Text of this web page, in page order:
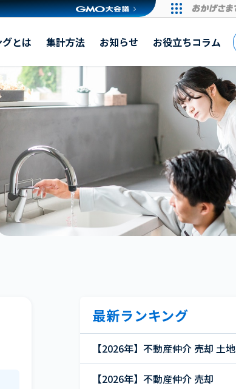
とは 集計方法 お知らせ お役立ちコラム
最新ランキング
【2026年】不動産仲介 売却 土地
【2026年】不動産仲介 売却